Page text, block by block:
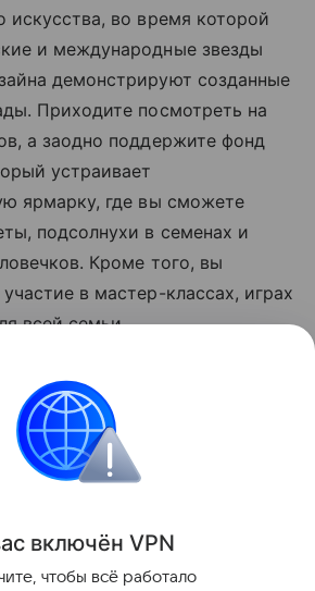
искусства, во время которой
и международные звезды
демонстрируют созданные
Приходите посмотреть на
а заодно поддержите фонд
устраивает
ярмарку, где вы сможете
подсолнухи в семенах и
Кроме того, вы
в мастер-классах, играх
всей семьи.
можно найти на
дело по душе и помогайте
Поделиться
включён VPN
чтобы всё работало